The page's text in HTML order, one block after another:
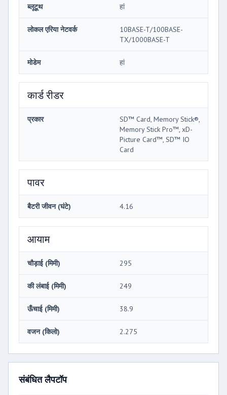
ब्लूटूथ हां
लोकल एरिया नेटवर्क
10BASE-T/100BASE-
TX/1000BASE-T
मोडेम हां
कार्ड रीडर
प्रकार
SD™ Card, Memory Stick®,
Memory Stick Pro™, xD-
Picture Card™, SD™ IO
Card
पावर
बैटरी जीवन (घंटे) 4.16
आयाम
चौड़ाई (मिमी) 295
की लंबाई (मिमी) 249
ऊँचाई (मिमी) 38.9
वजन (किलो) 2.275
संबंधित लैपटॉप